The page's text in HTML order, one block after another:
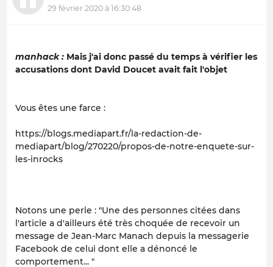
29 février 2020 à 16:30:48
manhack : Mais j'ai donc passé du temps à vérifier les
accusations dont David Doucet avait fait l'objet
Vous êtes une farce :
https://blogs.mediapart.fr/la-redaction-de-
mediapart/blog/270220/propos-de-notre-enquete-sur-
les-inrocks
Notons une perle : "Une des personnes citées dans
l'article a d'ailleurs été très choquée de recevoir un
message de Jean-Marc Manach depuis la messagerie
Facebook de celui dont elle a dénoncé le
comportement... "